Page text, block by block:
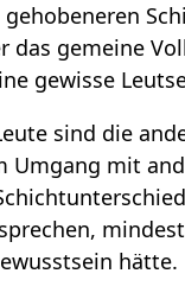
das gemeine
gewisse
sind die
Umgang mit
hätte.